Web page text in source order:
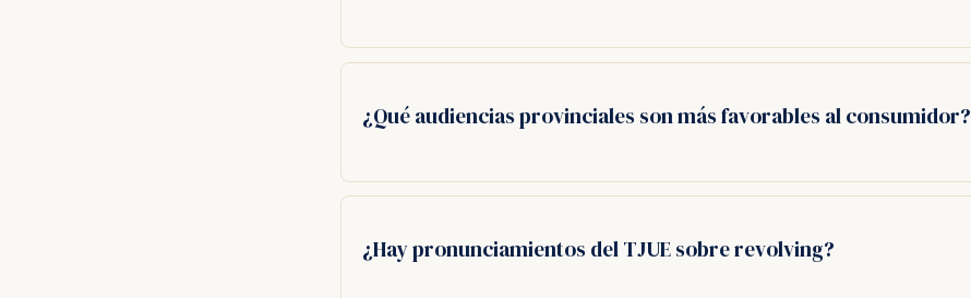
¿Qué audiencias provinciales son más favorables al consumidor?
¿Hay pronunciamientos del TJUE sobre revolving?